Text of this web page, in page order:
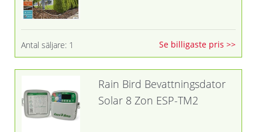
Antal säljare: 1 Se billigaste pris >>
Rain Bird Bevattningsdator
Solar 8 Zon ESP-TM2